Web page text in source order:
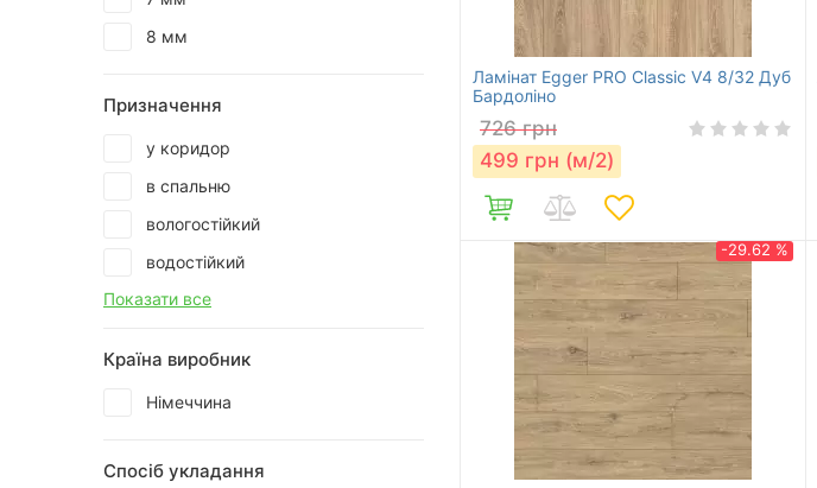
8 мм
Призначення
у коридор
в спальню
вологостійкий
водостійкий
Показати все
Країна виробник
Німеччина
Спосіб укладання
Ламінат Egger PRO Classic V4 8/32 Дуб
Бардоліно
726 грн
499 грн (м/2)
-29.62 %